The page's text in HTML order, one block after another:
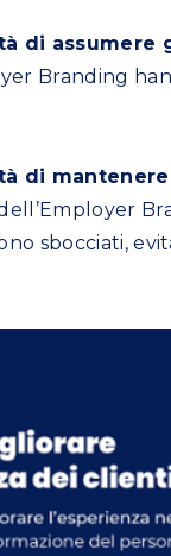
di assumere
Branding
di
sbocciati,